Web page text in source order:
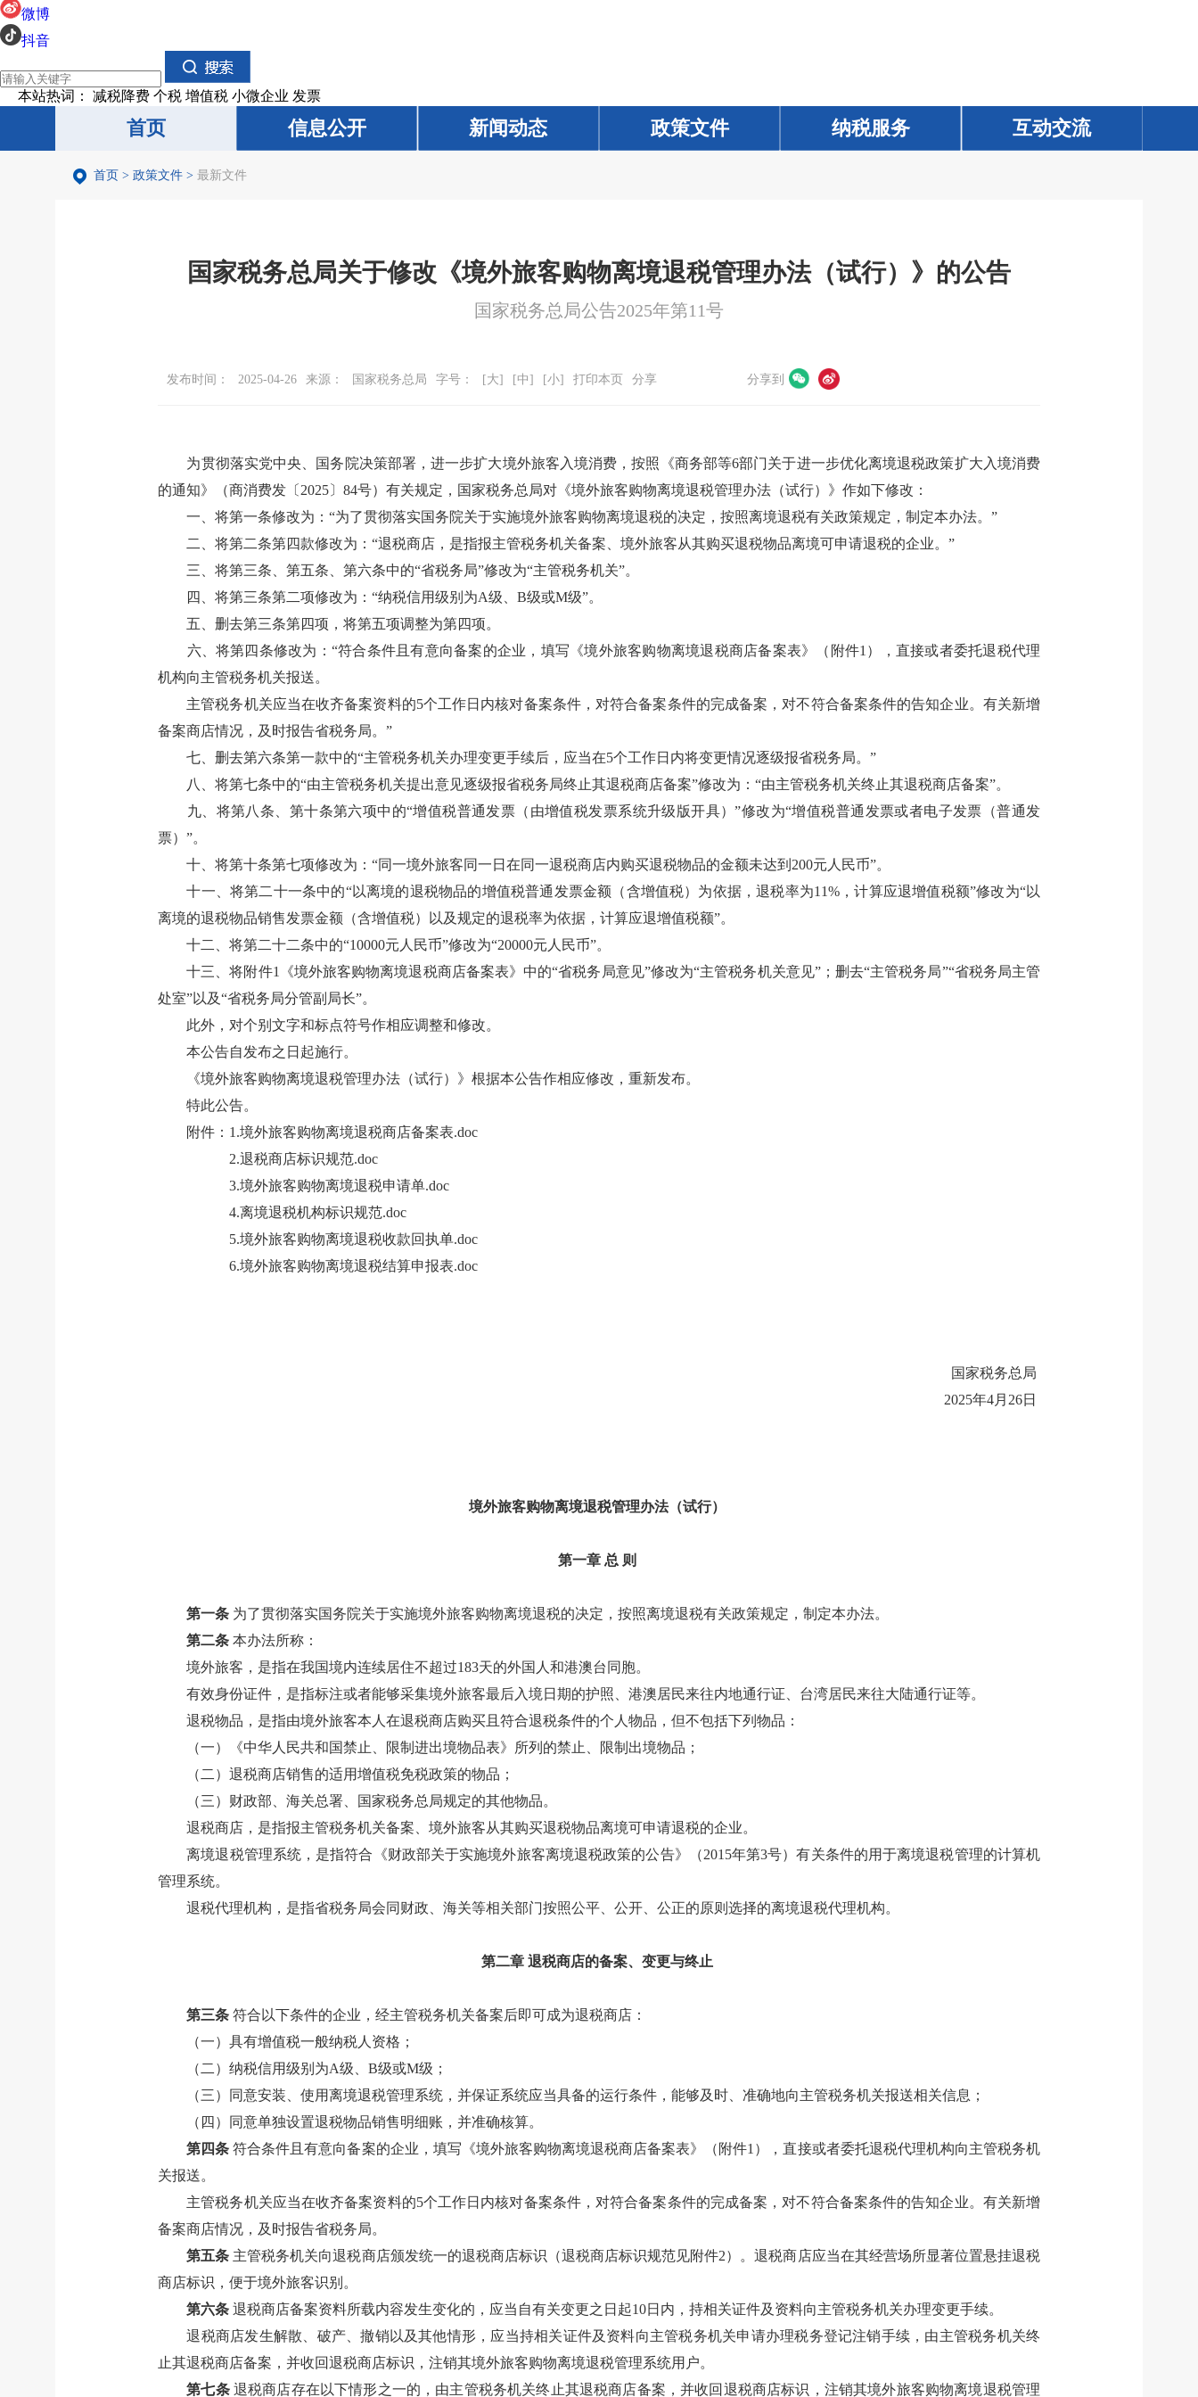
微博
抖音
本站热词： 减税降费 个税 增值税 小微企业 发票
首页 信息公开 新闻动态 政策文件 纳税服务 互动交流
首页 信息公开 新闻动态 政策文件 纳税服务 互动交流
首页 > 政策文件 > 最新文件
国家税务总局关于修改《境外旅客购物离境退税管理办法（试行）》的公告
国家税务总局公告2025年第11号
发布时间： 2025-04-26 来源： 国家税务总局 字号： [大] [中] [小] 打印本页 分享 分享到
为贯彻落实党中央、国务院决策部署，进一步扩大境外旅客入境消费，按照《商务部等6部门关于进一步优化离境退税政策扩大入境消费
的通知》（商消费发〔2025〕84号）有关规定，国家税务总局对《境外旅客购物离境退税管理办法（试行）》作如下修改：
一、将第一条修改为：“为了贯彻落实国务院关于实施境外旅客购物离境退税的决定，按照离境退税有关政策规定，制定本办法。”
二、将第二条第四款修改为：“退税商店，是指报主管税务机关备案、境外旅客从其购买退税物品离境可申请退税的企业。”
三、将第三条、第五条、第六条中的“省税务局”修改为“主管税务机关”。
四、将第三条第二项修改为：“纳税信用级别为A级、B级或M级”。
五、删去第三条第四项，将第五项调整为第四项。
六、将第四条修改为：“符合条件且有意向备案的企业，填写《境外旅客购物离境退税商店备案表》（附件1），直接或者委托退税代理
机构向主管税务机关报送。
主管税务机关应当在收齐备案资料的5个工作日内核对备案条件，对符合备案条件的完成备案，对不符合备案条件的告知企业。有关新增
备案商店情况，及时报告省税务局。”
七、删去第六条第一款中的“主管税务机关办理变更手续后，应当在5个工作日内将变更情况逐级报省税务局。”
八、将第七条中的“由主管税务机关提出意见逐级报省税务局终止其退税商店备案”修改为：“由主管税务机关终止其退税商店备案”。
九、将第八条、第十条第六项中的“增值税普通发票（由增值税发票系统升级版开具）”修改为“增值税普通发票或者电子发票（普通发
票）”。
十、将第十条第七项修改为：“同一境外旅客同一日在同一退税商店内购买退税物品的金额未达到200元人民币”。
十一、将第二十一条中的“以离境的退税物品的增值税普通发票金额（含增值税）为依据，退税率为11%，计算应退增值税额”修改为“以
离境的退税物品销售发票金额（含增值税）以及规定的退税率为依据，计算应退增值税额”。
十二、将第二十二条中的“10000元人民币”修改为“20000元人民币”。
十三、将附件1《境外旅客购物离境退税商店备案表》中的“省税务局意见”修改为“主管税务机关意见”；删去“主管税务局”“省税务局主管
处室”以及“省税务局分管副局长”。
此外，对个别文字和标点符号作相应调整和修改。
本公告自发布之日起施行。
《境外旅客购物离境退税管理办法（试行）》根据本公告作相应修改，重新发布。
特此公告。
附件：1.境外旅客购物离境退税商店备案表.doc
2.退税商店标识规范.doc
3.境外旅客购物离境退税申请单.doc
4.离境退税机构标识规范.doc
5.境外旅客购物离境退税收款回执单.doc
6.境外旅客购物离境退税结算申报表.doc
国家税务总局
2025年4月26日
境外旅客购物离境退税管理办法（试行）
第一章 总 则
第一条 为了贯彻落实国务院关于实施境外旅客购物离境退税的决定，按照离境退税有关政策规定，制定本办法。
第二条 本办法所称：
境外旅客，是指在我国境内连续居住不超过183天的外国人和港澳台同胞。
有效身份证件，是指标注或者能够采集境外旅客最后入境日期的护照、港澳居民来往内地通行证、台湾居民来往大陆通行证等。
退税物品，是指由境外旅客本人在退税商店购买且符合退税条件的个人物品，但不包括下列物品：
（一）《中华人民共和国禁止、限制进出境物品表》所列的禁止、限制出境物品；
（二）退税商店销售的适用增值税免税政策的物品；
（三）财政部、海关总署、国家税务总局规定的其他物品。
退税商店，是指报主管税务机关备案、境外旅客从其购买退税物品离境可申请退税的企业。
离境退税管理系统，是指符合《财政部关于实施境外旅客离境退税政策的公告》（2015年第3号）有关条件的用于离境退税管理的计算机
管理系统。
退税代理机构，是指省税务局会同财政、海关等相关部门按照公平、公开、公正的原则选择的离境退税代理机构。
第二章 退税商店的备案、变更与终止
第三条 符合以下条件的企业，经主管税务机关备案后即可成为退税商店：
（一）具有增值税一般纳税人资格；
（二）纳税信用级别为A级、B级或M级；
（三）同意安装、使用离境退税管理系统，并保证系统应当具备的运行条件，能够及时、准确地向主管税务机关报送相关信息；
（四）同意单独设置退税物品销售明细账，并准确核算。
第四条 符合条件且有意向备案的企业，填写《境外旅客购物离境退税商店备案表》（附件1），直接或者委托退税代理机构向主管税务机
关报送。
主管税务机关应当在收齐备案资料的5个工作日内核对备案条件，对符合备案条件的完成备案，对不符合备案条件的告知企业。有关新增
备案商店情况，及时报告省税务局。
第五条 主管税务机关向退税商店颁发统一的退税商店标识（退税商店标识规范见附件2）。退税商店应当在其经营场所显著位置悬挂退税
商店标识，便于境外旅客识别。
第六条 退税商店备案资料所载内容发生变化的，应当自有关变更之日起10日内，持相关证件及资料向主管税务机关办理变更手续。
退税商店发生解散、破产、撤销以及其他情形，应当持相关证件及资料向主管税务机关申请办理税务登记注销手续，由主管税务机关终
止其退税商店备案，并收回退税商店标识，注销其境外旅客购物离境退税管理系统用户。
第七条退税商店存在以下情形之一的，由主管税务机关终止其退税商店备案，并收回退税商店标识，注销其境外旅客购物离境退税管理